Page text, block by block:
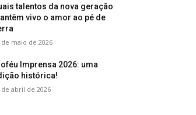
talentos da nova geração
vivo o amor ao pé de
de maio de 2026
Imprensa 2026: uma
histórica!
de abril de 2026